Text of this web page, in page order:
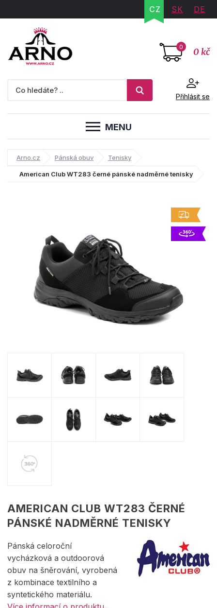
CZ SK DE
0 0 kč
Přihlásit se
MENU
Arno.cz Pánská obuv Tenisky
American Club WT283 černé pánské nadměrné tenisky
AMERICAN CLUB WT283 ČERNÉ
PÁNSKÉ NADMĚRNÉ TENISKY
Pánská celoroční
vycházková a outdoorová
obuv na šněrování, vyrobená
z kombinace textilního a
syntetického materiálu.